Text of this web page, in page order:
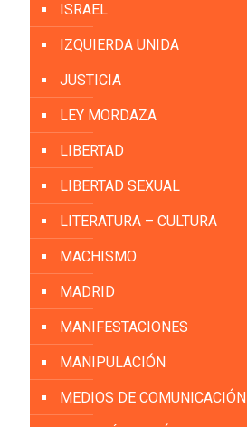
ISRAEL
IZQUIERDA UNIDA
JUSTICIA
LEY MORDAZA
LIBERTAD
LIBERTAD SEXUAL
LITERATURA – CULTURA
MACHISMO
MADRID
MANIFESTACIONES
MANIPULACIÓN
MEDIOS DE COMUNICACIÓN